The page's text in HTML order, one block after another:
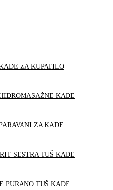
ZA KUPATILO
KADE
ZA KADE
SESTRA TUŠ KADE
PURANO TUŠ KADE